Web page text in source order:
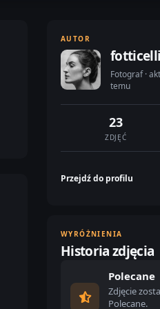
AUTOR
fotticelli
Fotograf ·
temu
23
ZDJĘĆ
Przejdź do profilu
WYRÓŻNIENIA
Historia zdjęcia
Polecane
Zdjęcie
Polecane.